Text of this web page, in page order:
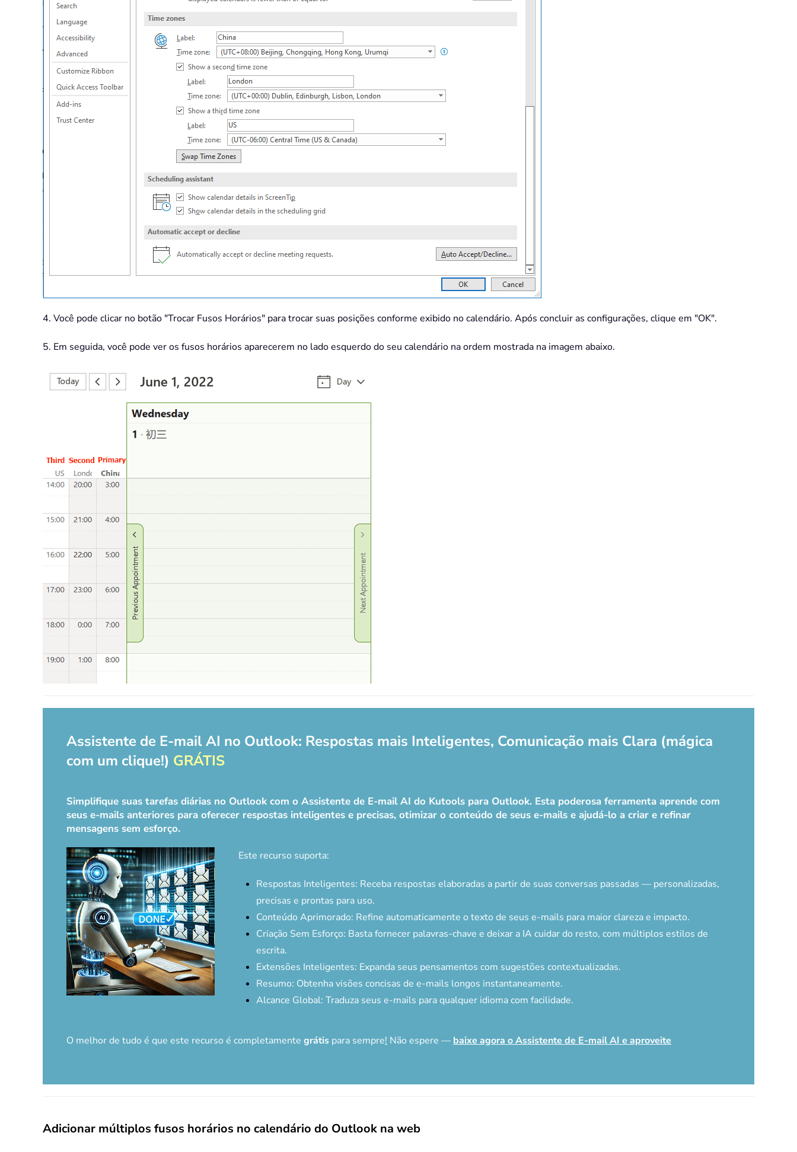
4. Você pode clicar no botão "Trocar Fusos Horários" para trocar suas posições conforme exibido no calendário. Após concluir as configurações, clique em "OK".
5. Em seguida, você pode ver os fusos horários aparecerem no lado esquerdo do seu calendário na ordem mostrada na imagem abaixo.
Assistente de E-mail AI no Outlook: Respostas mais Inteligentes, Comunicação mais Clara (mágica
com um clique!) GRÁTIS
Simplifique suas tarefas diárias no Outlook com o Assistente de E-mail AI do Kutools para Outlook. Esta poderosa ferramenta aprende com
seus e-mails anteriores para oferecer respostas inteligentes e precisas, otimizar o conteúdo de seus e-mails e ajudá-lo a criar e refinar
mensagens sem esforço.
Este recurso suporta:
Respostas Inteligentes: Receba respostas elaboradas a partir de suas conversas passadas — personalizadas,
precisas e prontas para uso.
Conteúdo Aprimorado: Refine automaticamente o texto de seus e-mails para maior clareza e impacto.
Criação Sem Esforço: Basta fornecer palavras-chave e deixar a IA cuidar do resto, com múltiplos estilos de
escrita.
Extensões Inteligentes: Expanda seus pensamentos com sugestões contextualizadas.
Resumo: Obtenha visões concisas de e-mails longos instantaneamente.
Alcance Global: Traduza seus e-mails para qualquer idioma com facilidade.
O melhor de tudo é que este recurso é completamente grátis para sempre! Não espere — baixe agora o Assistente de E-mail AI e aproveite
Adicionar múltiplos fusos horários no calendário do Outlook na web